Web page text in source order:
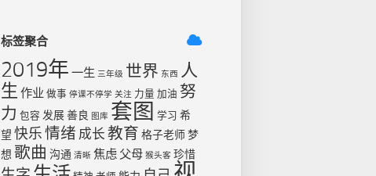
标签聚合
2019年 一生 三年级 世界 东西 人
生 作业 做事 停课不停学 关注 力量 加油 努
力 包容 发展善良 图库 套图 学习 希
望 快乐情绪 成长 教育 格子老师梦
想 歌曲 沟通 清晰 焦虑 父母 猴头客 珍惜